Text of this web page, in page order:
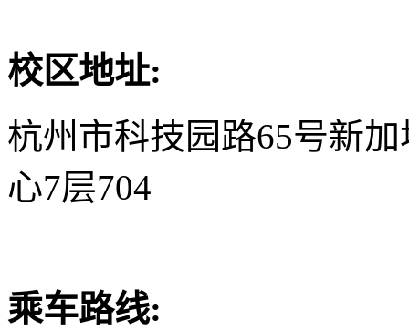
校区地址:
杭州市科技园路65号新
心7层704
乘车路线: